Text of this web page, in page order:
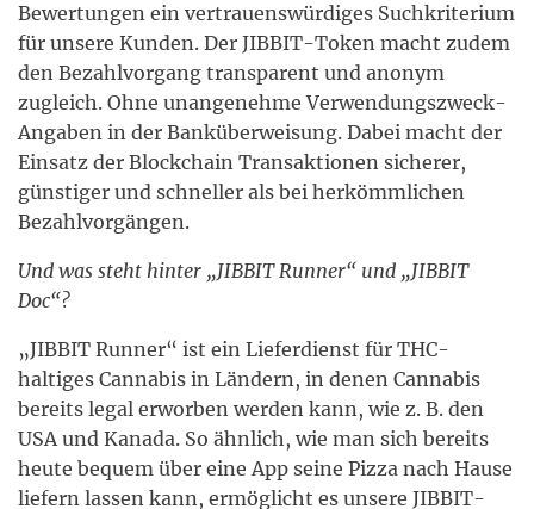
Bewertungen ein vertrauenswürdiges Suchkriterium
für unsere Kunden. Der JIBBIT-Token macht zudem
den Bezahlvorgang transparent und anonym
zugleich. Ohne unangenehme Verwendungszweck-
Angaben in der Banküberweisung. Dabei macht der
Einsatz der Blockchain Transaktionen sicherer,
günstiger und schneller als bei herkömmlichen
Bezahlvorgängen.
Und was steht hinter „JIBBIT Runner“ und „JIBBIT
Doc“?
„JIBBIT Runner“ ist ein Lieferdienst für THC-
haltiges Cannabis in Ländern, in denen Cannabis
bereits legal erworben werden kann, wie z. B. den
USA und Kanada. So ähnlich, wie man sich bereits
heute bequem über eine App seine Pizza nach Hause
liefern lassen kann, ermöglicht es unsere JIBBIT-